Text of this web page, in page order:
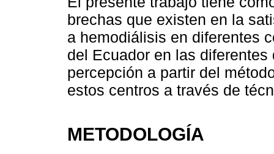
brechas que existen en la
a hemodiálisis en diferentes
del Ecuador en las
percepción a partir del
estos centros a través de
METODOLOGÍA